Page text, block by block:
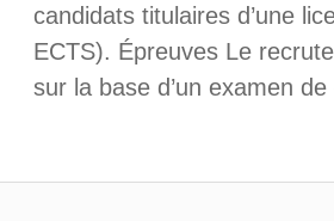
candidats titulaires d’une
ECTS). Épreuves Le
sur la base d’un examen